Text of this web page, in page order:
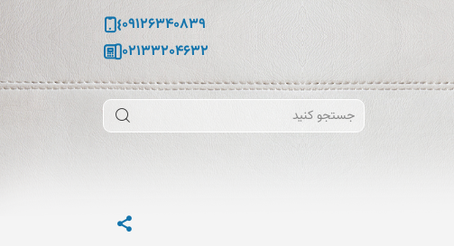
09126340839
02133204632